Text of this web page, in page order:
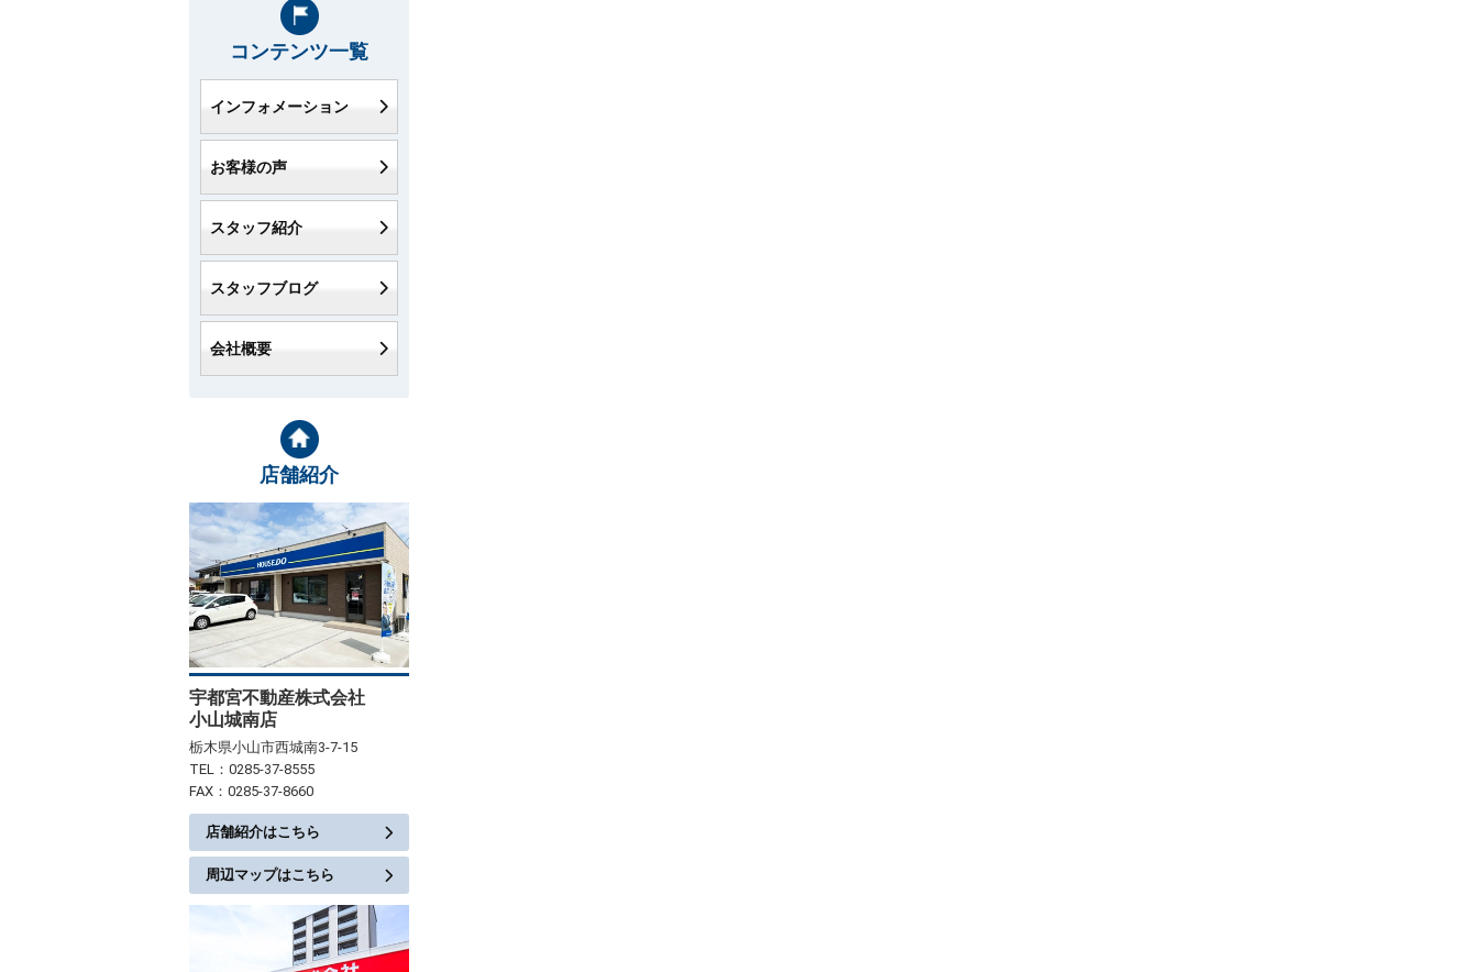
コンテンツ一覧
インフォメーション
お客様の声
スタッフ紹介
スタッフブログ
会社概要
店舗紹介
宇都宮不動産株式会社
小山城南店
栃木県小山市西城南3-7-15
TEL：0285-37-8555
FAX：0285-37-8660
店舗紹介はこちら
周辺マップはこちら